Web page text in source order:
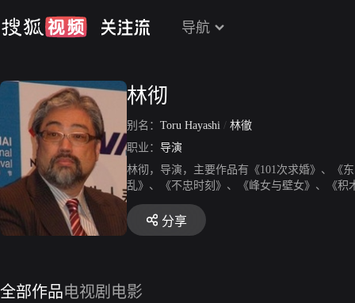
导航
林彻
别名： Toru Hayashi / 林徹
职业： 导演
林彻，导演，主要作品有《101次求婚》、《
乱》、《不忠时刻》、《峰女与壁女》、《积
分享
全部作品电视剧 电影